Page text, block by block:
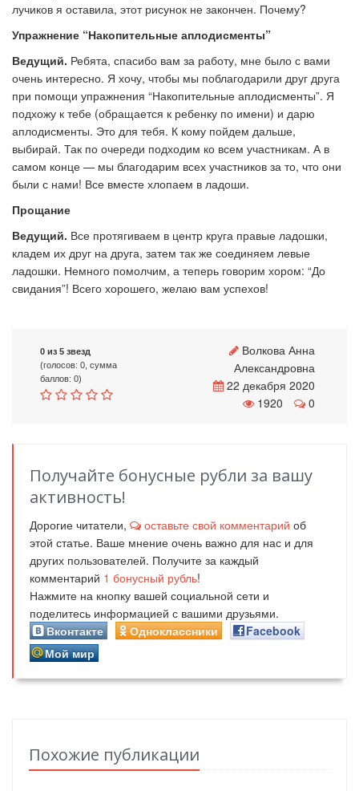
лучиков я оставила, этот рисунок не закончен. Почему?
Упражнение “Накопительные аплодисменты”
Ведущий. Ребята, спасибо вам за работу, мне было с вами
очень интересно. Я хочу, чтобы мы поблагодарили друг друга
при помощи упражнения “Накопительные аплодисменты”. Я
подхожу к тебе (обращается к ребенку по имени) и дарю
аплодисменты. Это для тебя. К кому пойдем дальше,
выбирай. Так по очереди подходим ко всем участникам. А в
самом конце — мы благодарим всех участников за то, что они
были с нами! Все вместе хлопаем в ладоши.
Прощание
Ведущий. Все протягиваем в центр круга правые ладошки,
кладем их друг на друга, затем так же соединяем левые
ладошки. Немного помолчим, а теперь говорим хором: “До
свидания”! Всего хорошего, желаю вам успехов!
0 из 5 звезд
(голосов: 0, сумма
баллов: 0)
Волкова Анна
Александровна
22 декабря 2020
1920
0
Получайте бонусные рубли за вашу
активность!
Дорогие читатели, оставьте свой комментарий об
этой статье. Ваше мнение очень важно для нас и для
других пользователей. Получите за каждый
комментарий 1 бонусный рубль!
Нажмите на кнопку вашей социальной сети и
поделитесь информацией с вашими друзьями.
Вконтакте
Одноклассники
Facebook
Мой мир
Похожие публикации